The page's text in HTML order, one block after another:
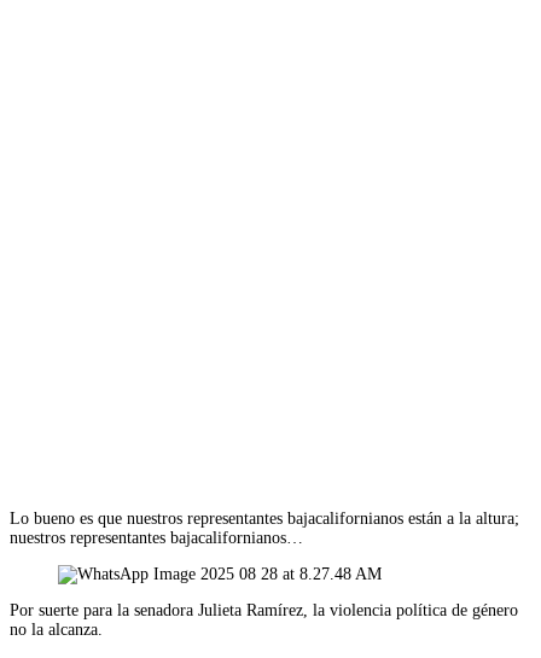
Lo bueno es que nuestros representantes bajacalifornianos están a la altura;
nuestros representantes bajacalifornianos…
Por suerte para la senadora Julieta Ramírez, la violencia política de género
no la alcanza.